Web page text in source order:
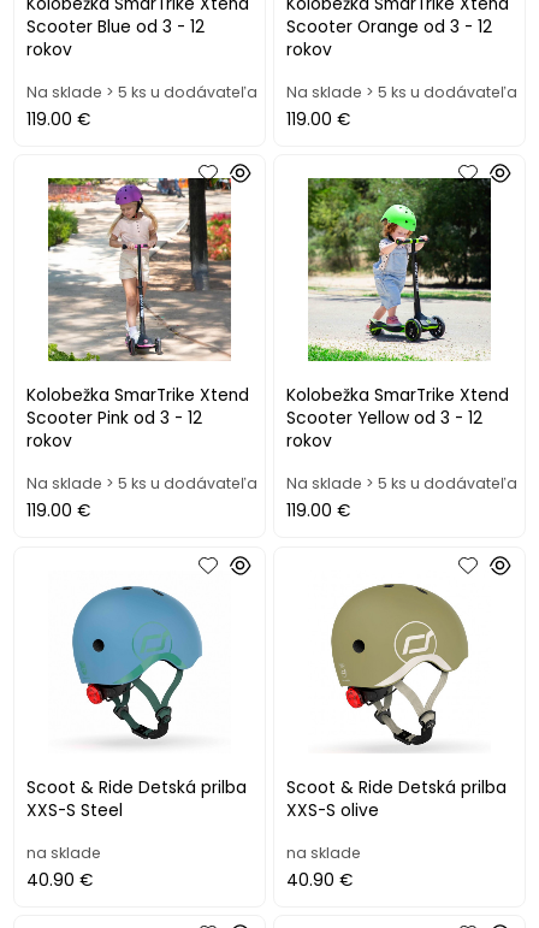
Scooter Blue od 3 - 12
rokov
Na sklade > 5 ks u dodávateľa
119.00 €
Scooter Orange od 3 - 12
rokov
Na sklade > 5 ks u dodávateľa
119.00 €
Kolobežka SmarTrike Xtend
Scooter Pink od 3 - 12
rokov
Na sklade > 5 ks u dodávateľa
119.00 €
Kolobežka SmarTrike Xtend
Scooter Yellow od 3 - 12
rokov
Na sklade > 5 ks u dodávateľa
119.00 €
Scoot & Ride Detská prilba
XXS-S Steel
na sklade
40.90 €
Scoot & Ride Detská prilba
XXS-S olive
na sklade
40.90 €